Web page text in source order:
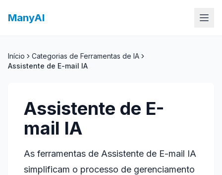
ManyAI
Início
Categorias de Ferramentas de IA
Assistente de E-mail IA
Assistente de E-
mail IA
As ferramentas de Assistente de E-mail IA
simplificam o processo de gerenciamento